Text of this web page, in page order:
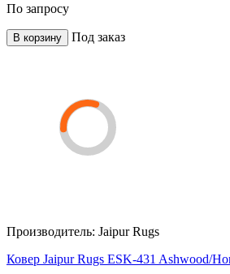
По запросу
В корзину Под заказ
Производитель: Jaipur Rugs
Ковер Jaipur Rugs ESK-431 Ashwood/